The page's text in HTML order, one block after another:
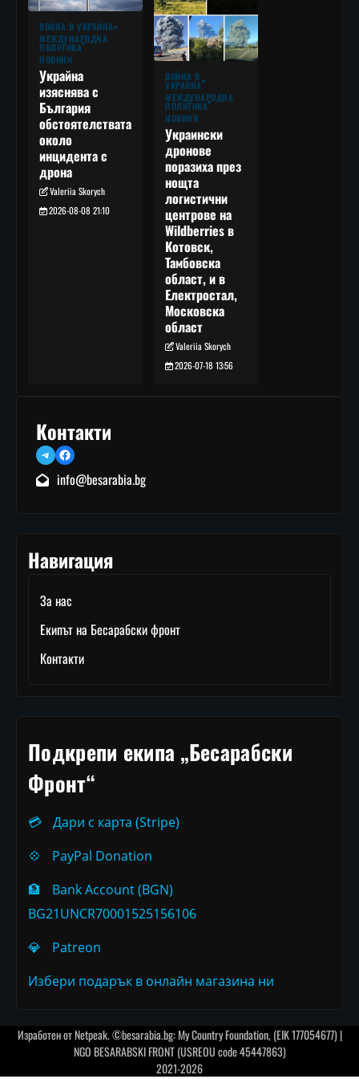
ВОЙНА В УКРАЙНА
МЕЖДУНАРОДНА
ПОЛИТИКА
НОВИНИ
Украйна
изяснява с
България
обстоятелствата
около
инцидента с
дрона
Valeriia Skorych
2026-08-08 21:10
ВОЙНА В
УКРАЙНА
МЕЖДУНАРОДНА
ПОЛИТИКА
НОВИНИ
Украински
дронове
поразиха през
нощта
логистични
центрове на
Wildberries в
Котовск,
Тамбовска
област, и в
Електростал,
Московска
област
Valeriia Skorych
2026-07-18 13:56
Контакти
TelegramFacebook
info@besarabia.bg
Навигация
За нас
Екипът на Бесарабски фронт
Контакти
Подкрепи екипа „Бесарабски
Фронт“
💳
Дари с карта (Stripe)
💠
PayPal Donation
🏦
Bank Account (BGN)
BG21UNCR70001525156106
💎
Patreon
Избери подарък в онлайн магазина ни
Изработен отNetpeak. ©besarabia.bg: My Country Foundation, (EIK 177054677) |
NGO BESARABSKI FRONT (USREOU code 45447863)
2021-2026